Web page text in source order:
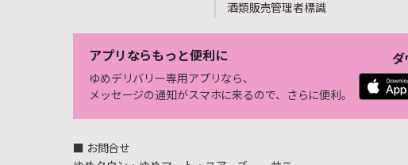
酒類販売管理者標識
アプリならもっと便利に
ゆめデリバリー専用アプリなら、
メッセージの通知がスマホに来るので、さらに便利。
ダ
■ お問合せ